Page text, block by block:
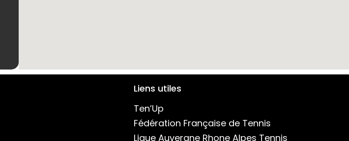
Liens utiles
Ten’Up
Fédération Française de Tennis
Ligue Auvergne Rhone Alpes Tennis